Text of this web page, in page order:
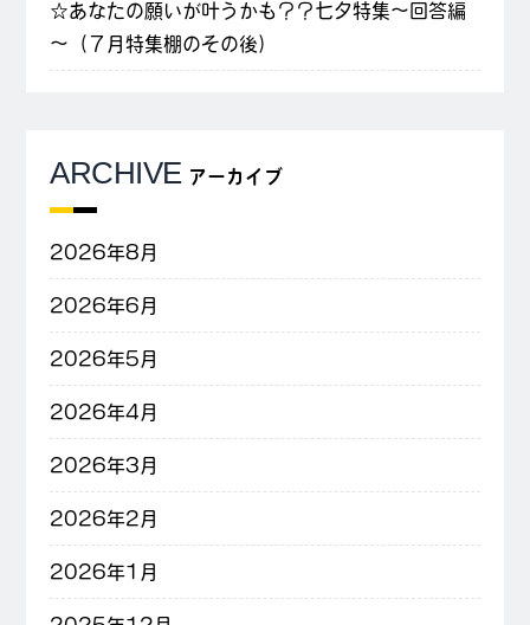
☆あなたの願いが叶うかも？？七夕特集～回答編
～（７月特集棚のその後）
ARCHIVE アーカイブ
2026年8月
2026年6月
2026年5月
2026年4月
2026年3月
2026年2月
2026年1月